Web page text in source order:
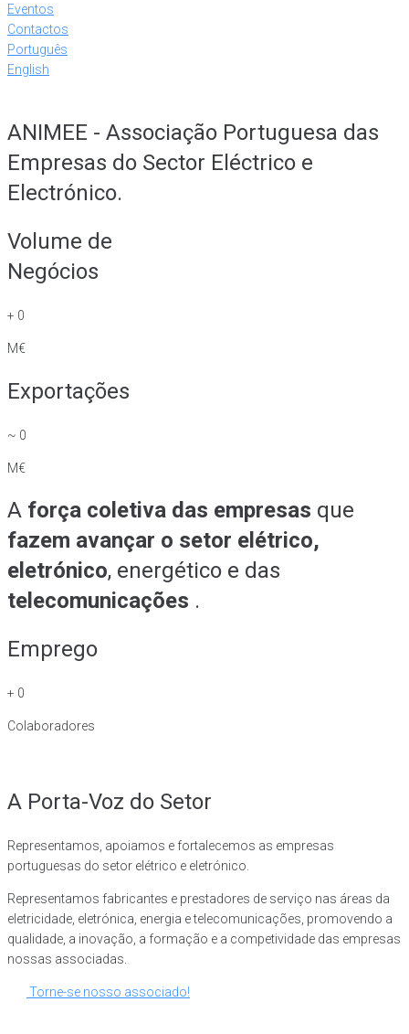
Eventos
Contactos
Português
English
ANIMEE - Associação Portuguesa das
Empresas do Sector Eléctrico e
Electrónico.
Volume de
Negócios
+ 0
M€
Exportações
~ 0
M€
A força coletiva das empresas que
fazem avançar o setor elétrico,
eletrónico, energético e das
telecomunicações .
Emprego
+ 0
Colaboradores
A Porta-Voz do Setor
Representamos, apoiamos e fortalecemos as empresas
portuguesas do setor elétrico e eletrónico.
Representamos fabricantes e prestadores de serviço nas áreas da
eletricidade, eletrónica, energia e telecomunicações, promovendo a
qualidade, a inovação, a formação e a competividade das empresas
nossas associadas.
Torne-se nosso associado!